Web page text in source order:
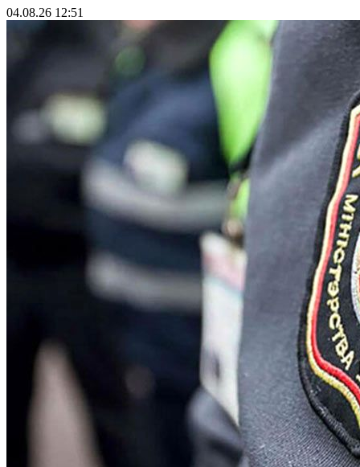
04.08.26 12:51